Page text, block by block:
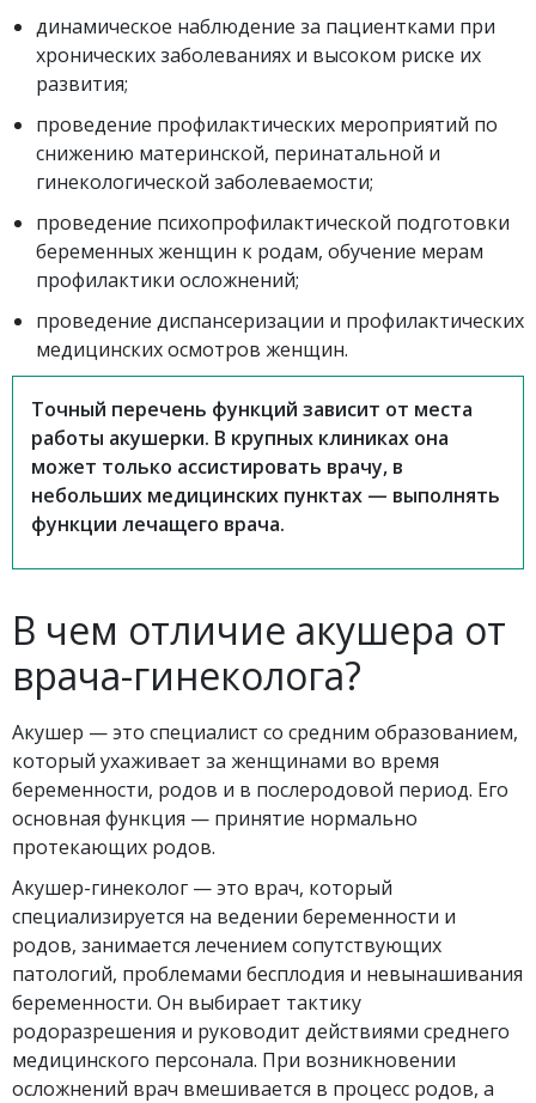
динамическое наблюдение за пациентками при
хронических заболеваниях и высоком риске их
развития;
проведение профилактических мероприятий по
снижению материнской, перинатальной и
гинекологической заболеваемости;
проведение психопрофилактической подготовки
беременных женщин к родам, обучение мерам
профилактики осложнений;
проведение диспансеризации и профилактических
медицинских осмотров женщин.
Точный перечень функций зависит от места
работы акушерки. В крупных клиниках она
может только ассистировать врачу, в
небольших медицинских пунктах — выполнять
функции лечащего врача.
В чем отличие акушера от
врача-гинеколога?
Акушер — это специалист со средним образованием,
который ухаживает за женщинами во время
беременности, родов и в послеродовой период. Его
основная функция — принятие нормально
протекающих родов.
Акушер-гинеколог — это врач, который
специализируется на ведении беременности и
родов, занимается лечением сопутствующих
патологий, проблемами бесплодия и невынашивания
беременности. Он выбирает тактику
родоразрешения и руководит действиями среднего
медицинского персонала. При возникновении
осложнений врач вмешивается в процесс родов, а